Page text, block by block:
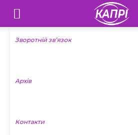
Телебачення
«Капрі»
Новини
Зворотній зв’язок
Архів
Контакти